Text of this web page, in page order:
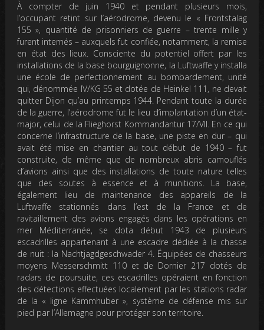
À compter de juin 1940 et pendant plusieurs mois,
l’occupant retint sur l’aérodrome, devenu le « Frontstalag
155 », quantité de prisonniers de guerre – trente mille y
furent internés – auxquels fut confiée, notamment, la remise
en état des lieux. Consciente du potentiel offert par les
installations de la base bourguignonne, la Luftwaffe y installa
une école de perfectionnement au bombardement, unité
qui, dénommée IV/KG 55 et dotée de Heinkel 111, ne devait
quitter Dijon qu’au printemps 1944. Pendant toute la durée
de la guerre, l’aérodrome fut le lieu d’implantation d’un état-
major, celui de la Flieghorst Kommandantur 17/VII. En ce qui
concerne l’infrastructure de la base, une piste en dur – qui
avait été mise en chantier au tout début de 1940 – fut
construite, de même que de nombreux abris camouflés
d’avions ainsi que des installations de toute nature telles
que des soutes à essence et à munitions. La base,
également lieu de maintenance des appareils de la
Luftwaffe stationnés dans l’est de la France et de
ravitaillement des avions engagés dans les opérations en
mer Méditerranée, se dota début 1943 de plusieurs
escadrilles appartenant à une escadre dédiée à la chasse
de nuit : la Nachtjagdgeschwader 4. Équipées de chasseurs
moyens Messerschmitt 110 et de Dornier 217 dotés de
radars de poursuite, ces escadrilles opéraient en fonction
des détections effectuées localement par les stations radar
de la « ligne Kammhuber », système de défense mis sur
pied par l’Allemagne pour protéger son territoire.